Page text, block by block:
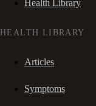
Health Library
HEALTH LIBRARY
Articles
Symptoms